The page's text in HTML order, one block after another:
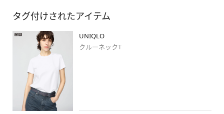
#uniqlo #ユニクロ新作
#stylehintstaff
#大人カジュアル
#おしやれさんと繋がりたい
#着回しコーデ
#ママコーデ
#熊本
#イオンモール熊本
#stylehinthjk
#ユニクロいまコレ
タグ付けされたアイテム
UNIQLO
クルーネックT